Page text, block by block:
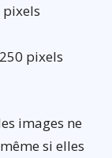
pixels
pixels
images ne
si elles